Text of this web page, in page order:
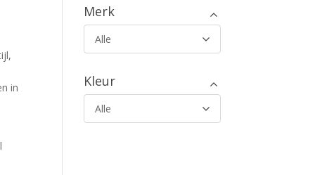
in
Merk
Alle
Kleur
Alle